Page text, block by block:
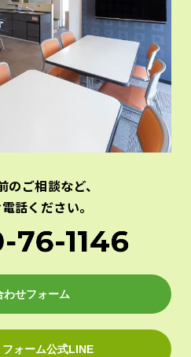
のご相談など、
話ください。
わせフォーム
フォーム公式LINE